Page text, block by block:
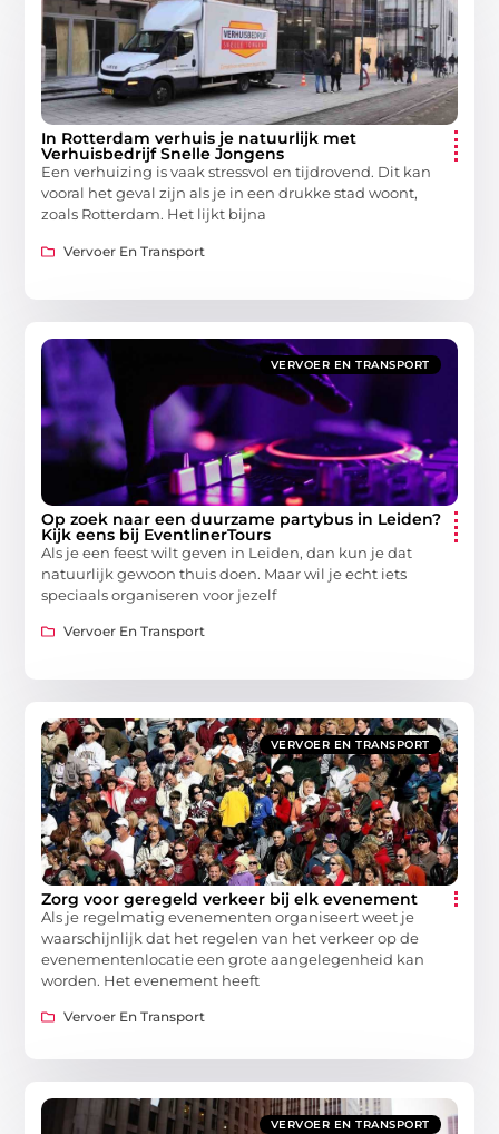
In Rotterdam verhuis je natuurlijk met
Verhuisbedrijf Snelle Jongens
Een verhuizing is vaak stressvol en tijdrovend. Dit kan
vooral het geval zijn als je in een drukke stad woont,
zoals Rotterdam. Het lijkt bijna
Vervoer En Transport
VERVOER EN TRANSPORT
Op zoek naar een duurzame partybus in Leiden?
Kijk eens bij EventlinerTours
Als je een feest wilt geven in Leiden, dan kun je dat
natuurlijk gewoon thuis doen. Maar wil je echt iets
speciaals organiseren voor jezelf
Vervoer En Transport
VERVOER EN TRANSPORT
Zorg voor geregeld verkeer bij elk evenement
Als je regelmatig evenementen organiseert weet je
waarschijnlijk dat het regelen van het verkeer op de
evenementenlocatie een grote aangelegenheid kan
worden. Het evenement heeft
Vervoer En Transport
VERVOER EN TRANSPORT